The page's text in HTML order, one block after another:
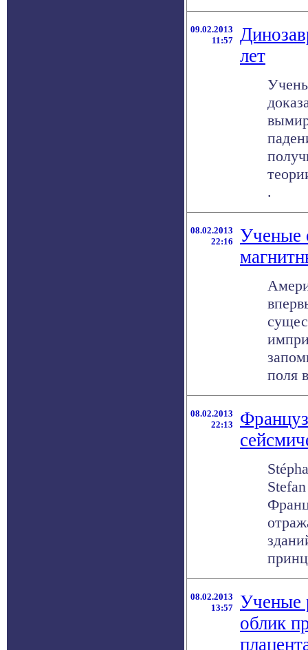
09.02.2013
11:57
лет
.
08.02.2013
22:16
Ученые
поля
08.02.2013
22:13
08.02.2013
13:57
Ученые
облик